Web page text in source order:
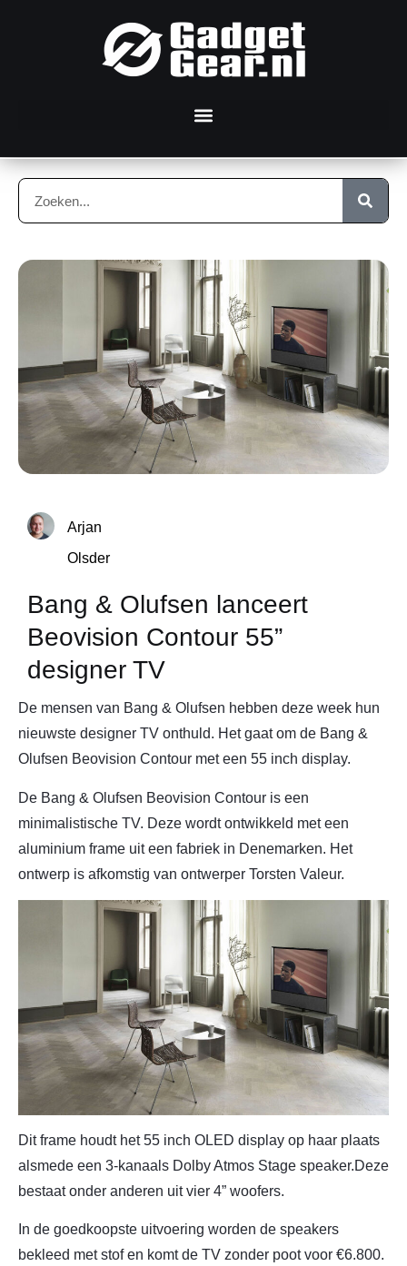
Arjan
Olsder
Bang & Olufsen lanceert
Beovision Contour 55”
designer TV
De mensen van Bang & Olufsen hebben deze week hun
nieuwste designer TV onthuld. Het gaat om de Bang &
Olufsen Beovision Contour met een 55 inch display.
De Bang & Olufsen Beovision Contour is een
minimalistische TV. Deze wordt ontwikkeld met een
aluminium frame uit een fabriek in Denemarken. Het
ontwerp is afkomstig van ontwerper Torsten Valeur.
Dit frame houdt het 55 inch OLED display op haar plaats
alsmede een 3-kanaals Dolby Atmos Stage speaker.Deze
bestaat onder anderen uit vier 4” woofers.
In de goedkoopste uitvoering worden de speakers
bekleed met stof en komt de TV zonder poot voor €6.800.